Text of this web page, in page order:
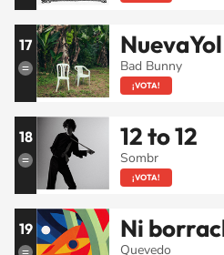
17 NuevaYol
Bad Bunny
¡VOTA!
18 12 to 12
Sombr
¡VOTA!
19 Ni
Quevedo